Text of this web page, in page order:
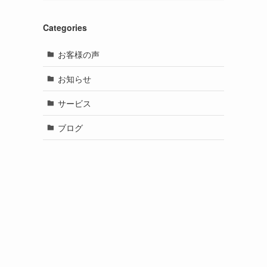
Categories
お客様の声
お知らせ
サービス
ブログ